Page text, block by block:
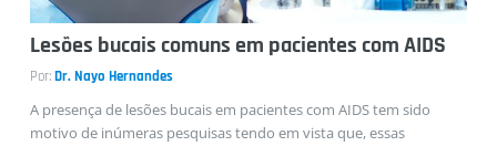
Lesões bucais comuns em pacientes com AIDS
Por:Dr. Nayo Hernandes
A presença de lesões bucais em pacientes com AIDS tem sido
motivo de inúmeras pesquisas tendo em vista que, essas